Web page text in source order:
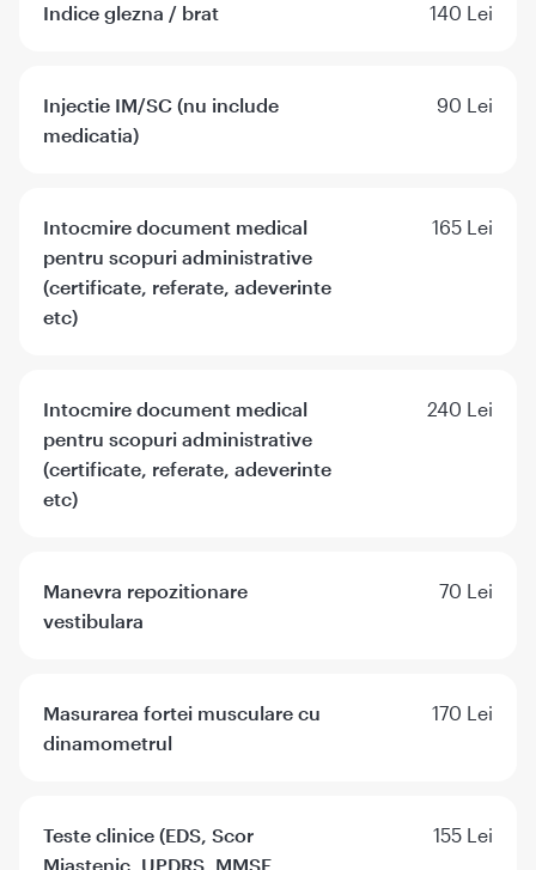
Indice glezna / brat 140 Lei
Injectie IM/SC (nu include
medicatia)
90 Lei
Intocmire document medical
pentru scopuri administrative
(certificate, referate, adeverinte
etc)
165 Lei
Intocmire document medical
pentru scopuri administrative
(certificate, referate, adeverinte
etc)
240 Lei
Manevra repozitionare
vestibulara
70 Lei
Masurarea fortei musculare cu
dinamometrul
170 Lei
Teste clinice (EDS, Scor
Miastenic, UPDRS, MMSE,
155 Lei